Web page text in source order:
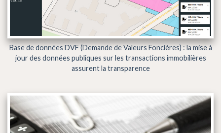
Base de données DVF (Demande de Valeurs Foncières) : la mise à
jour des données publiques sur les transactions immobilières
assurent la transparence